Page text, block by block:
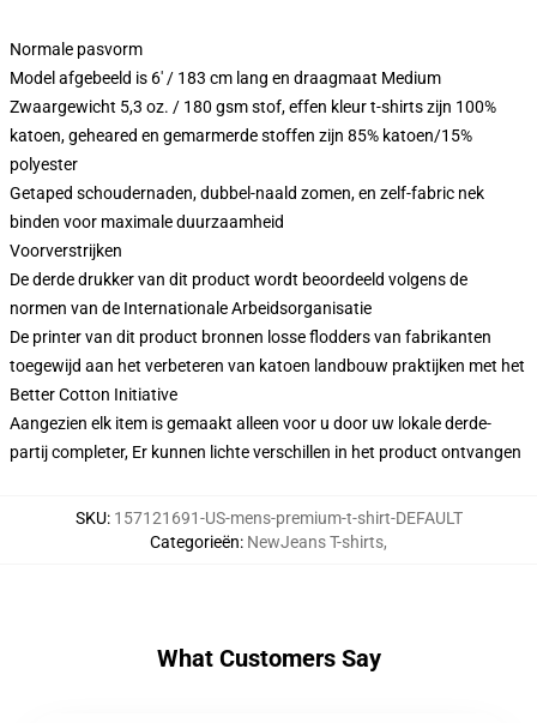
Normale pasvorm
Model afgebeeld is 6' / 183 cm lang en draagmaat Medium
Zwaargewicht 5,3 oz. / 180 gsm stof, effen kleur t-shirts zijn 100%
katoen, geheared en gemarmerde stoffen zijn 85% katoen/15%
polyester
Getaped schoudernaden, dubbel-naald zomen, en zelf-fabric nek
binden voor maximale duurzaamheid
Voorverstrijken
De derde drukker van dit product wordt beoordeeld volgens de
normen van de Internationale Arbeidsorganisatie
De printer van dit product bronnen losse flodders van fabrikanten
toegewijd aan het verbeteren van katoen landbouw praktijken met het
Better Cotton Initiative
Aangezien elk item is gemaakt alleen voor u door uw lokale derde-
partij completer, Er kunnen lichte verschillen in het product ontvangen
SKU: 157121691-US-mens-premium-t-shirt-DEFAULT
Categorieën: NewJeans T-shirts,
What Customers Say